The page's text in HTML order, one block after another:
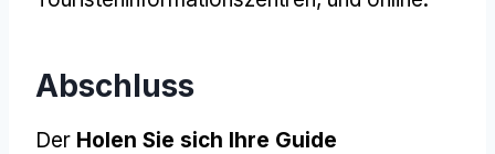
Abschluss
Der Holen Sie sich Ihre Guide